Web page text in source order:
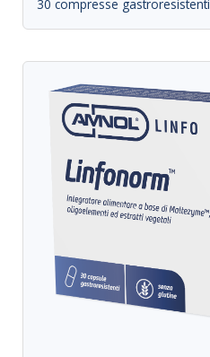
30 compresse gastroresistenti